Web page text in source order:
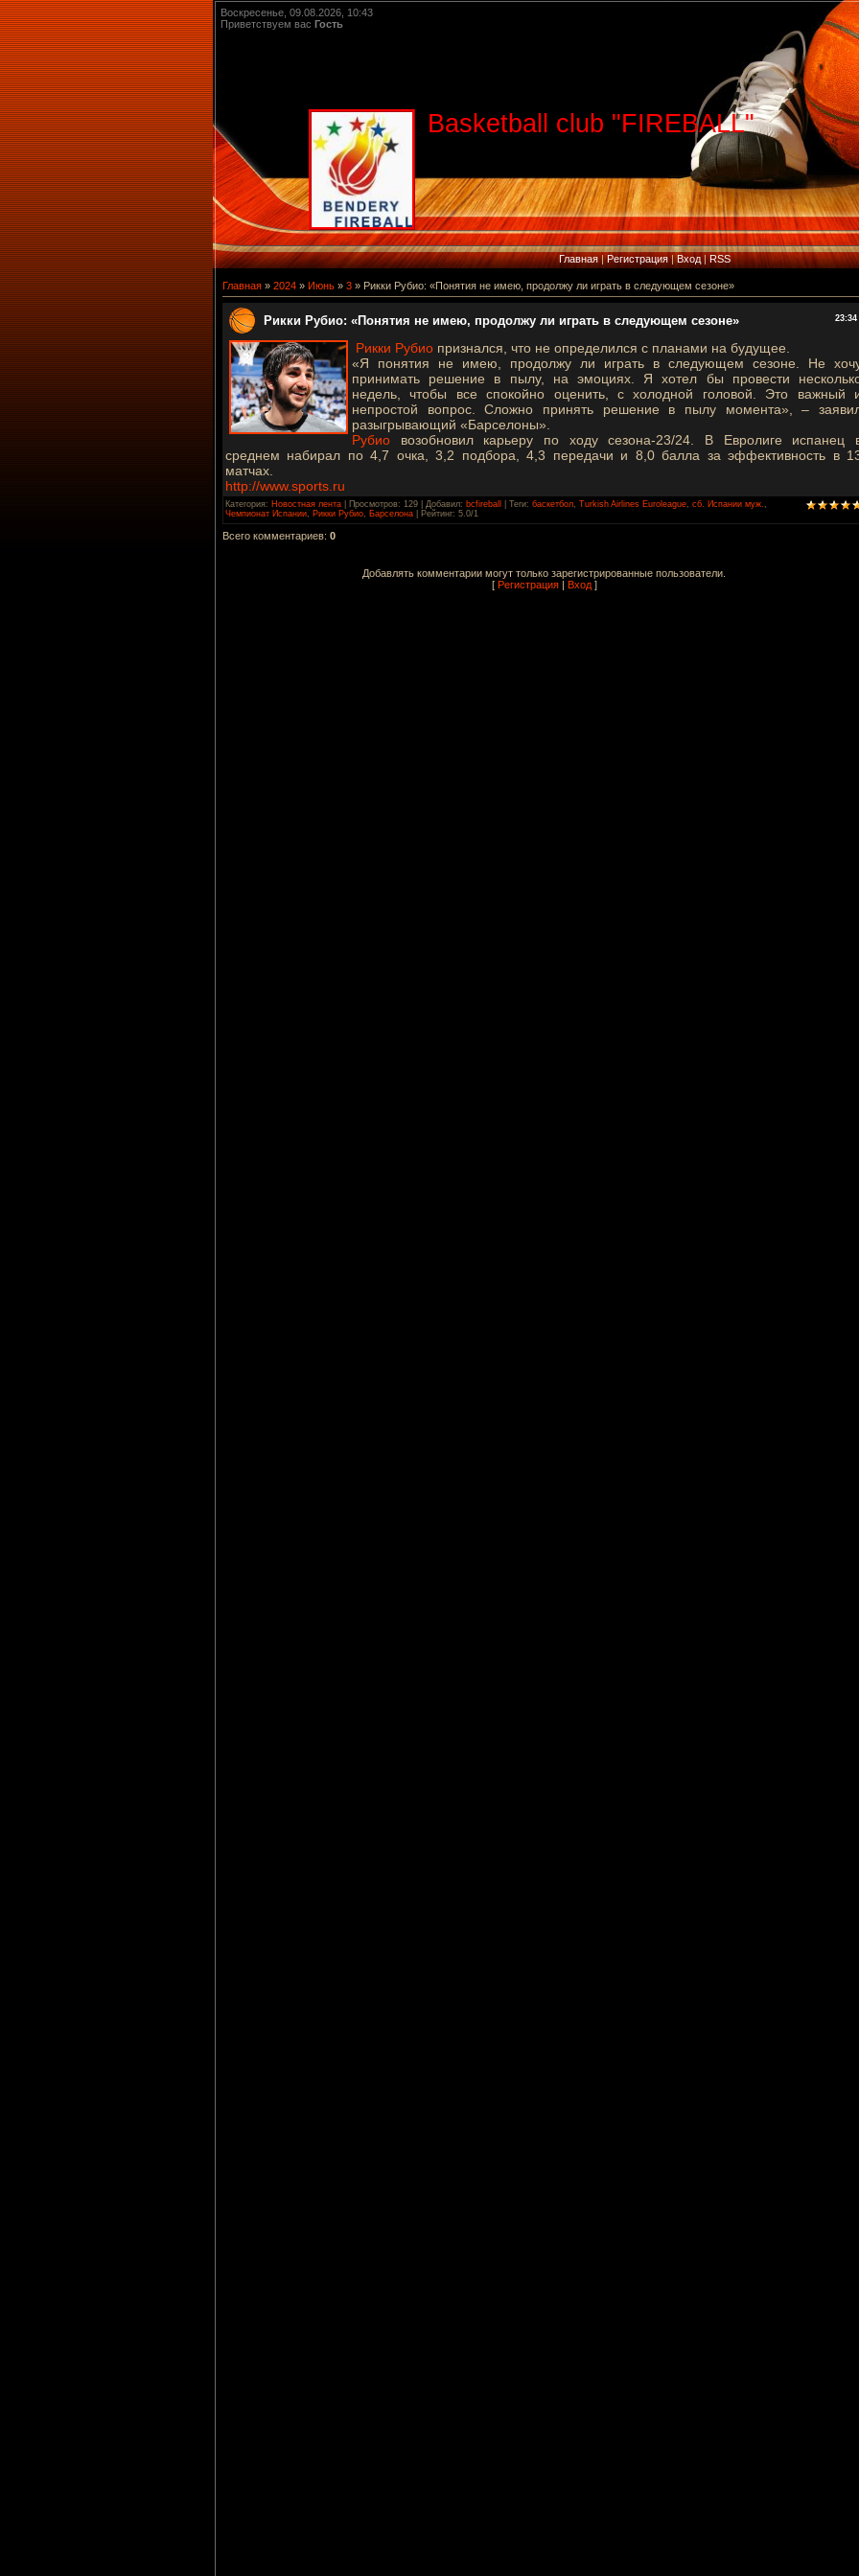
Воскресенье, 09.08.2026, 10:43
Приветствуем вас Гость
Basketball club "FIREBALL"
Главная|Регистрация|Вход|RSS
Главная » 2024 » Июнь » 3 » Рикки Рубио: «Понятия не имею, продолжу ли играть в следующем сезоне»
23:34
Рикки Рубио: «Понятия не имею, продолжу ли играть в следующем сезоне»
Рикки Рубио признался, что не определился с планами на будущее.
«Я понятия не имею, продолжу ли играть в следующем сезоне. Не
принимать решение в пылу, на эмоциях. Я хотел бы провести
недель, чтобы все спокойно оценить, с холодной головой. Это важный
непростой вопрос. Сложно принять решение в пылу момента», –
разыгрывающий «Барселоны».
Рубио возобновил карьеру по ходу сезона-23/24. В Евролиге испанец
среднем набирал по 4,7 очка, 3,2 подбора, 4,3 передачи и 8,0 балла за эффективность в
матчах.
http://www.sports.ru
Категория: Новостная лента Просмотров: 129 | Добавил: bcfireball Теги: баскетбол Turkish Airlines Euroleague сб. Испании муж.
Чемпионат Испании
Рикки Рубио Барселона Рейтинг: 5.0/1
Всего комментариев: 0
Добавлять комментарии могут только зарегистрированные пользователи.
[ Регистрация| Вход]